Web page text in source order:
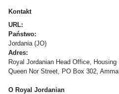
Kontakt
URL:
Państwo:
Jordania (JO)
Adres:
Royal Jordanian Head Office, Housing
Queen Nor Street, PO Box 302,
O Royal Jordanian